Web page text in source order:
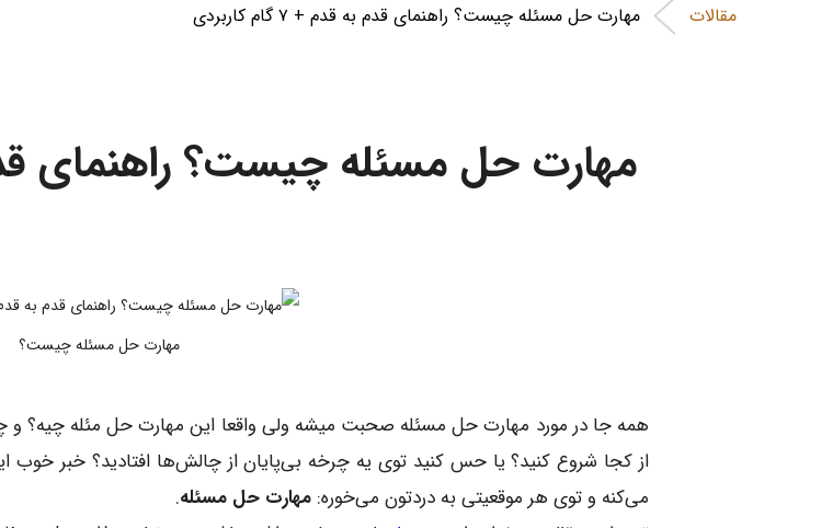
مقالات مهارت حل مسئله چیست؟ راهنمای قدم‌ به‌ قدم + ۷ گام کاربردی
مهارت حل مسئله چیست؟ راهنمای قدم‌ به‌ قدم
مهارت حل مسئله چیست؟
همه جا در مورد مهارت حل مسئله صحبت میشه ولی واقعا این مهارت حل مئله چیه؟ و
از کجا شروع کنید؟ یا حس کنید توی یه چرخه بی‌پایان از چالش‌ها افتادید؟ خبر خوب
می‌کنه و توی هر موقعیتی به دردتون می‌خوره: مهارت حل مسئله.